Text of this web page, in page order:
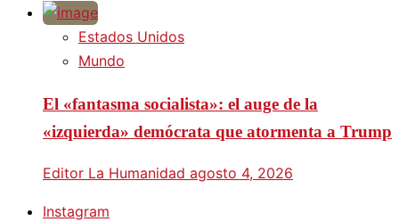
Estados Unidos
Mundo
El «fantasma socialista»: el auge de la
«izquierda» demócrata que atormenta a Trump
Editor La Humanidad agosto 4, 2026
Instagram